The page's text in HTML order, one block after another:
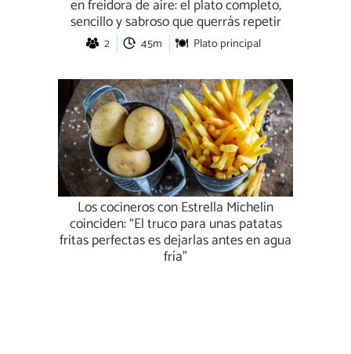
en freidora de aire: el plato completo,
sencillo y sabroso que querrás repetir
2 45m Plato principal
Los cocineros con Estrella Michelin
coinciden: “El truco para unas patatas
fritas perfectas es dejarlas antes en agua
fría”